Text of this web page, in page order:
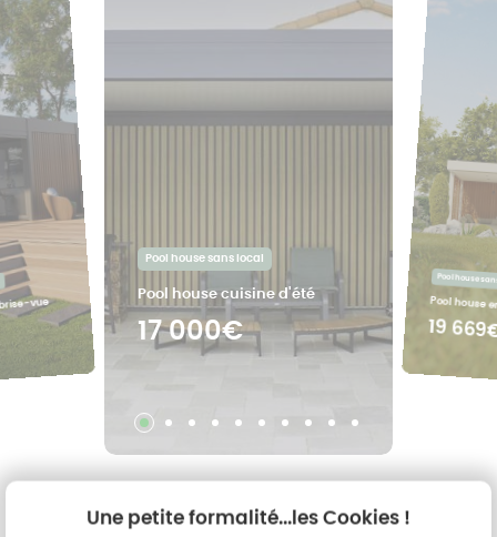
vue
17 000€
Pool house cuisine d'été
Pool house sans local
19
Pool house
Pool house
Une petite formalité...les Cookies !